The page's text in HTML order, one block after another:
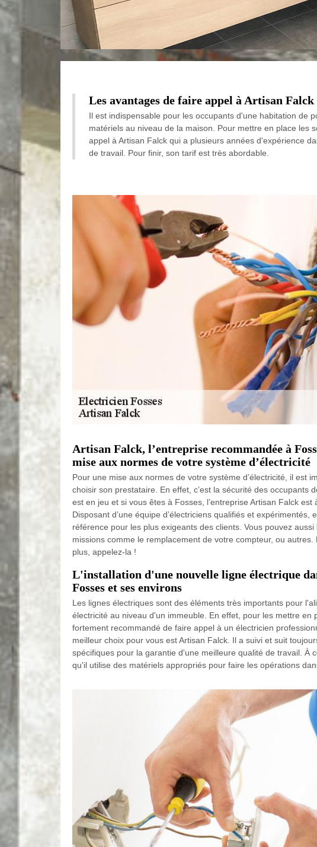
Les avantages de faire appel à Artisan
Il est indispensable pour les occupants d'une habitation de
matériels au niveau de la maison. Pour mettre en place les
appel à Artisan Falck qui a plusieurs années d'expérience
de travail. Pour finir, son tarif est très abordable.
Artisan Falck, l’entreprise recommandée à
mise aux normes de votre système d’électricité
Pour une mise aux normes de votre système d’électricité, il est
choisir son prestataire. En effet, c’est la sécurité des occupants
est en jeu et si vous êtes à Fosses, l’entreprise Artisan Falck est
Disposant d’une équipe d’électriciens qualifiés et expérimentés,
référence pour les plus exigeants des clients. Vous pouvez aussi
missions comme le remplacement de votre compteur, ou autres.
plus, appelez-la !
L'installation d'une nouvelle ligne électrique
Fosses et ses environs
Les lignes électriques sont des éléments très importants pour
électricité au niveau d'un immeuble. En effet, pour les mettre en
fortement recommandé de faire appel à un électricien
meilleur choix pour vous est Artisan Falck. Il a suivi et suit
spécifiques pour la garantie d'une meilleure qualité de travail. À
qu'il utilise des matériels appropriés pour faire les opérations